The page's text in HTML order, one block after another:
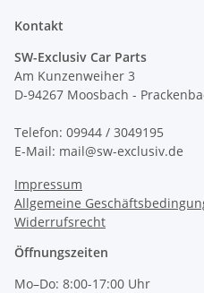
Kontakt
SW-Exclusiv Car Parts
Am Kunzenweiher 3
D-94267 Moosbach -
Telefon: 09944 / 3049195
E-Mail: mail@sw-exclusiv.de
Impressum
Allgemeine
Widerrufsrecht
Öffnungszeiten
Mo–Do: 8:00-17:00 Uhr